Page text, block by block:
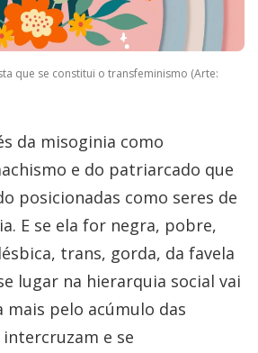
que se constitui o transfeminismo (Arte:
da misoginia como
e do patriarcado que
posicionadas como seres de
E se ela for negra, pobre,
trans, gorda, da favela
lugar na hierarquia social vai
pelo acúmulo das
e se